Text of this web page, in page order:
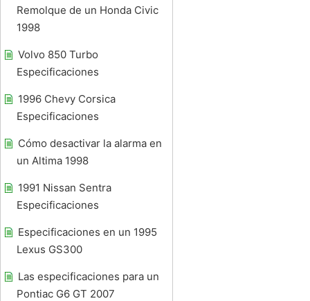
Remolque de un Honda Civic
1998
Volvo 850 Turbo
Especificaciones
1996 Chevy Corsica
Especificaciones
Cómo desactivar la alarma en
un Altima 1998
1991 Nissan Sentra
Especificaciones
Especificaciones en un 1995
Lexus GS300
Las especificaciones para un
Pontiac G6 GT 2007